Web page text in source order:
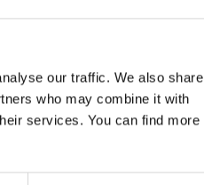
our traffic. We also share
who may combine it with
services. You can find more